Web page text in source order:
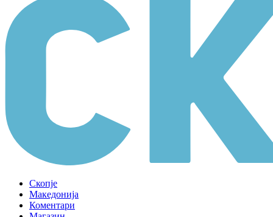
Скопје
Македонија
Коментари